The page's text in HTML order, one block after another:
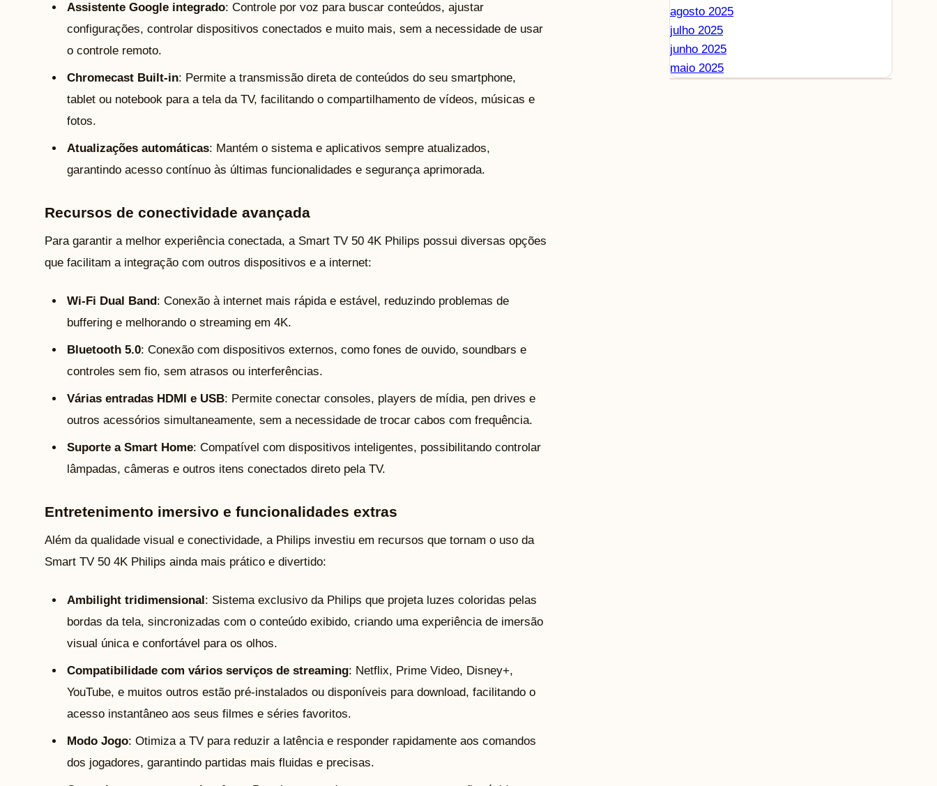
Assistente Google integrado: Controle por voz para buscar conteúdos, ajustar
configurações, controlar dispositivos conectados e muito mais, sem a necessidade de usar
o controle remoto.
Chromecast Built-in: Permite a transmissão direta de conteúdos do seu smartphone,
tablet ou notebook para a tela da TV, facilitando o compartilhamento de vídeos, músicas e
fotos.
Atualizações automáticas: Mantém o sistema e aplicativos sempre atualizados,
garantindo acesso contínuo às últimas funcionalidades e segurança aprimorada.
Recursos de conectividade avançada
Para garantir a melhor experiência conectada, a Smart TV 50 4K Philips possui diversas opções
que facilitam a integração com outros dispositivos e a internet:
Wi-Fi Dual Band: Conexão à internet mais rápida e estável, reduzindo problemas de
buffering e melhorando o streaming em 4K.
Bluetooth 5.0: Conexão com dispositivos externos, como fones de ouvido, soundbars e
controles sem fio, sem atrasos ou interferências.
Várias entradas HDMI e USB: Permite conectar consoles, players de mídia, pen drives e
outros acessórios simultaneamente, sem a necessidade de trocar cabos com frequência.
Suporte a Smart Home: Compatível com dispositivos inteligentes, possibilitando controlar
lâmpadas, câmeras e outros itens conectados direto pela TV.
Entretenimento imersivo e funcionalidades extras
Além da qualidade visual e conectividade, a Philips investiu em recursos que tornam o uso da
Smart TV 50 4K Philips ainda mais prático e divertido:
Ambilight tridimensional: Sistema exclusivo da Philips que projeta luzes coloridas pelas
bordas da tela, sincronizadas com o conteúdo exibido, criando uma experiência de imersão
visual única e confortável para os olhos.
Compatibilidade com vários serviços de streaming: Netflix, Prime Video, Disney+,
YouTube, e muitos outros estão pré-instalados ou disponíveis para download, facilitando o
acesso instantâneo aos seus filmes e séries favoritos.
Modo Jogo: Otimiza a TV para reduzir a latência e responder rapidamente aos comandos
dos jogadores, garantindo partidas mais fluidas e precisas.
agosto 2025
julho 2025
junho 2025
maio 2025